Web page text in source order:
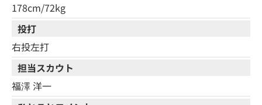
178cm/72kg
投打
右投左打
担当スカウト
福澤 洋一